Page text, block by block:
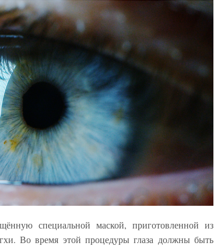
специальной маской, приготовленной из
Во время этой процедуры глаза должны быть